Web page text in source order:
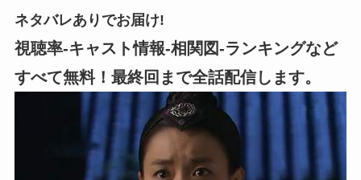
ネタバレありでお届け!
視聴率-キャスト情報-相関図-ランキングなど
すべて無料！最終回まで全話配信します。